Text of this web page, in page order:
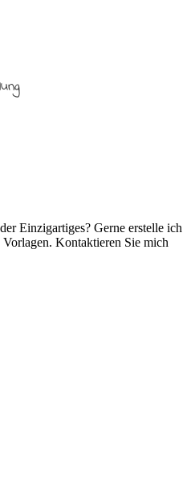
Einzigartiges? Gerne erstelle ich
Kontaktieren Sie mich